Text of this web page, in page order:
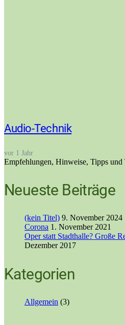
Audio-Technik
vor 1 Jahr
Empfehlungen, Hinweise, Tipps
Neueste Beiträge
(kein Titel) 9. November 2024
Corona 1. November 2021
Oper statt Stadthalle? Große
Dezember 2017
Kategorien
Allgemein (3)